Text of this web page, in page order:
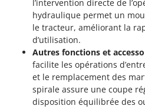
l’intervention directe de
hydraulique permet un
le tracteur, améliorant la
d’utilisation.
Autres fonctions et
facilite les opérations
et le remplacement des
spirale assure une coupe
disposition équilibrée des